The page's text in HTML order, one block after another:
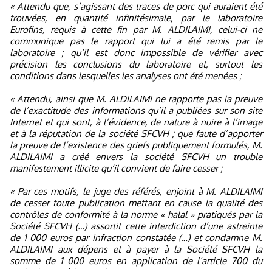
« Attendu que, s’agissant des traces de porc qui auraient été
trouvées, en quantité infinitésimale, par le laboratoire
Eurofins, requis à cette fin par M. ALDILAIMI, celui-ci ne
communique pas le rapport qui lui a été remis par le
laboratoire ; qu’il est donc impossible de vérifier avec
précision les conclusions du laboratoire et, surtout les
conditions dans lesquelles les analyses ont été menées ;
« Attendu, ainsi que M. ALDILAIMI ne rapporte pas la preuve
de l’exactitude des informations qu’il a publiées sur son site
Internet et qui sont, à l’évidence, de nature à nuire à l’image
et à la réputation de la société SFCVH ; que faute d’apporter
la preuve de l’existence des griefs publiquement formulés, M.
ALDILAIMI a créé envers la société SFCVH un trouble
manifestement illicite qu’il convient de faire cesser ;
« Par ces motifs, le juge des référés, enjoint à M. ALDILAIMI
de cesser toute publication mettant en cause la qualité des
contrôles de conformité à la norme « halal » pratiqués par la
Société SFCVH (…) assortit cette interdiction d’une astreinte
de 1 000 euros par infraction constatée (…) et condamne M.
ALDILAIMI aux dépens et à payer à la Société SFCVH la
somme de 1 000 euros en application de l’article 700 du